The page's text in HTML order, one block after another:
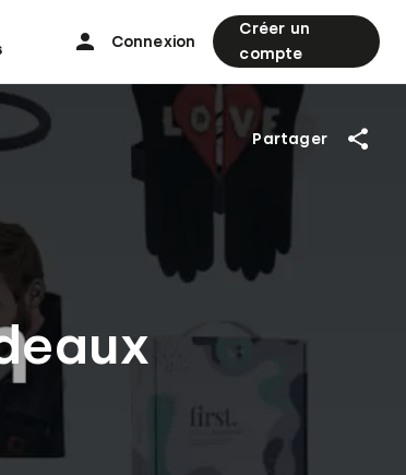
Connexion
Créer un
compte
Partager